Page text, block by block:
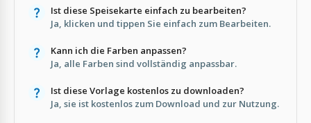
Ist diese Speisekarte einfach zu bearbeiten?
Ja, klicken und tippen Sie einfach zum Bearbeiten.
Kann ich die Farben anpassen?
Ja, alle Farben sind vollständig anpassbar.
Ist diese Vorlage kostenlos zu downloaden?
Ja, sie ist kostenlos zum Download und zur Nutzung.